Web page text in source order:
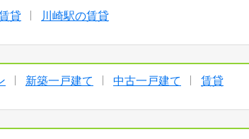
貸 川崎駅の賃貸
新築一戸建て 中古一戸建て 賃貸